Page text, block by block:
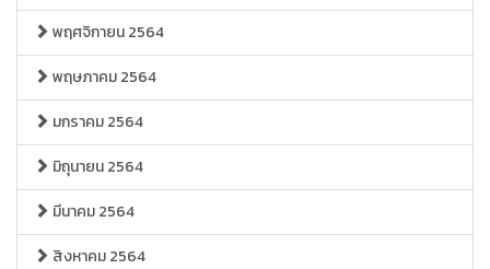
พฤศจิกายน 2564
พฤษภาคม 2564
มกราคม 2564
มิถุนายน 2564
มีนาคม 2564
สิงหาคม 2564